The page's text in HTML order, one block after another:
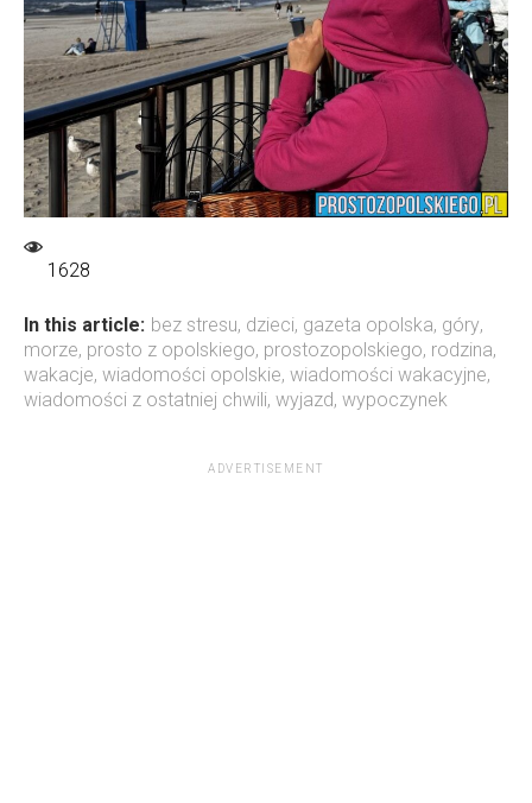
1628
In this article: bez stresu, dzieci, gazeta opolska, góry,
morze, prosto z opolskiego, prostozopolskiego, rodzina,
wakacje, wiadomości opolskie, wiadomości wakacyjne,
wiadomości z ostatniej chwili, wyjazd, wypoczynek
ADVERTISEMENT